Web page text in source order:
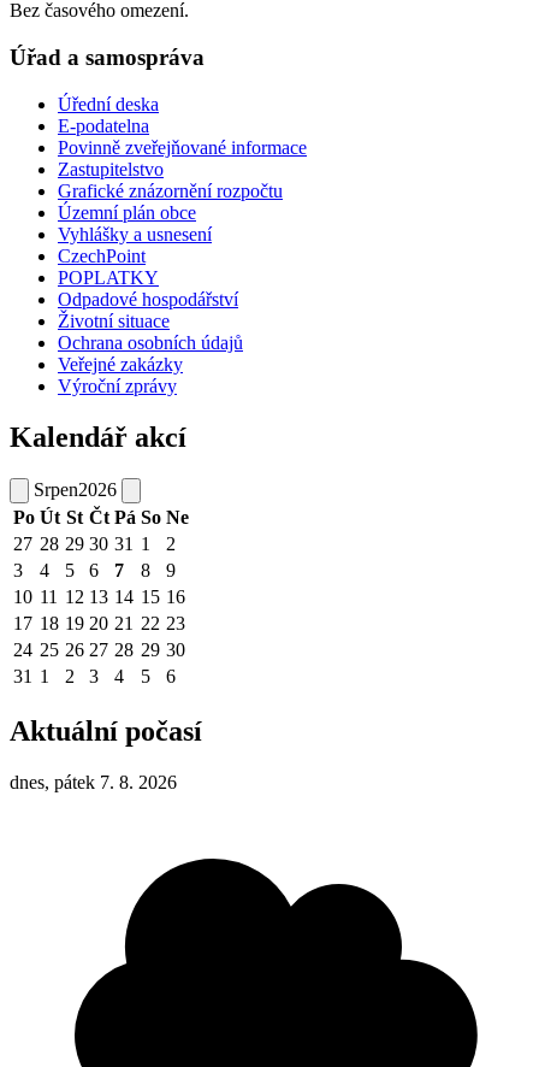
Bez časového omezení.
Úřad a samospráva
Úřední deska
E-podatelna
Povinně zveřejňované informace
Zastupitelstvo
Grafické znázornění rozpočtu
Územní plán obce
Vyhlášky a usnesení
CzechPoint
POPLATKY
Odpadové hospodářství
Životní situace
Ochrana osobních údajů
Veřejné zakázky
Výroční zprávy
Kalendář akcí
Srpen2026
Po Út St Čt Pá So Ne
27 28 29 30 31 1
2
3
4 5 6 7 8
9
10 11 12 13 14 15 16
17 18 19 20 21 22 23
24 25 26 27 28 29 30
31 1 2 3 4 5 6
Aktuální počasí
dnes, pátek 7. 8. 2026